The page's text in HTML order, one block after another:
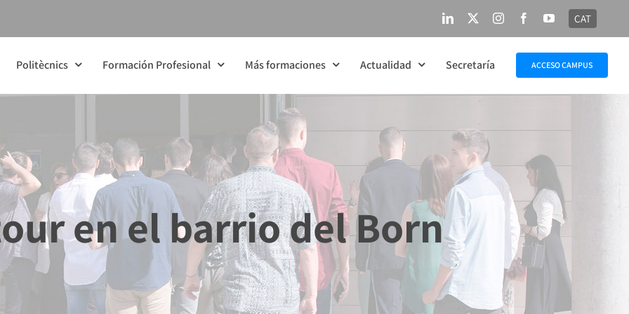
LinkedIn InstagramFacebookYouTube
CAT
Politècnics Formación Profesional Más formaciones Actualidad Secretaría ACCESO CAMPUS
en el barrio del Born